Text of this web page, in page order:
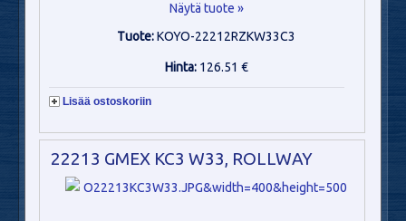
Näytä tuote »
Tuote:KOYO-22212RZKW33C3
Hinta: 126.51 €
Lisää ostoskoriin
22213 GMEX KC3 W33, ROLLWAY